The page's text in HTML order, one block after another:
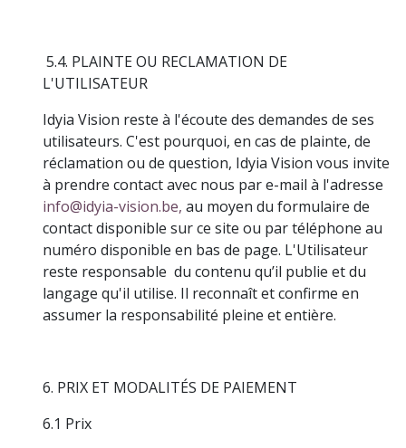
5.4. PLAINTE OU RECLAMATION DE
L'UTILISATEUR
Idyia Vision reste à l'écoute des demandes de ses
utilisateurs. C'est pourquoi, en cas de plainte, de
réclamation ou de question, Idyia Vision vous invite
à prendre contact avec nous par e-mail à l'adresse
info@idyia-vision.be, au moyen du formulaire de
contact disponible sur ce site ou par téléphone au
numéro disponible en bas de page. L'Utilisateur
reste responsable du contenu qu’il publie et du
langage qu'il utilise. Il reconnaît et confirme en
assumer la responsabilité pleine et entière.
6. PRIX ET MODALITÉS DE PAIEMENT
6.1 Prix